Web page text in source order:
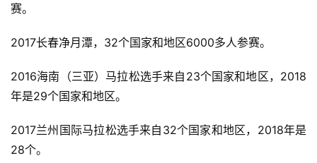
赛。
2017长春净月潭，32个国家和地区6000多人参赛。
2016海南（三亚）马拉松选手来自23个国家和地区，2018
年是29个国家和地区。
2017兰州国际马拉松选手来自32个国家和地区，2018年是
28个。